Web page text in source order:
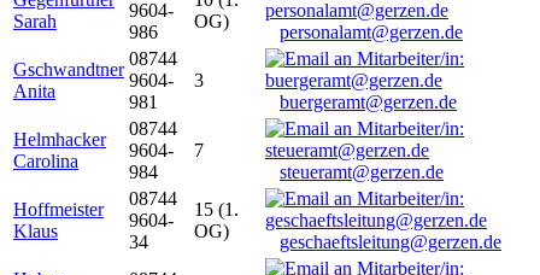
Sarah
9604-
986
OG)
personalamt@gerzen.de
Gschwandtner
Anita
08744
9604-
981
3
buergeramt@gerzen.de
Helmhacker
Carolina
08744
9604-
984
7
steueramt@gerzen.de
Hoffmeister
Klaus
08744
9604-
34
15 (1.
OG)
geschaeftsleitung@gerzen.de